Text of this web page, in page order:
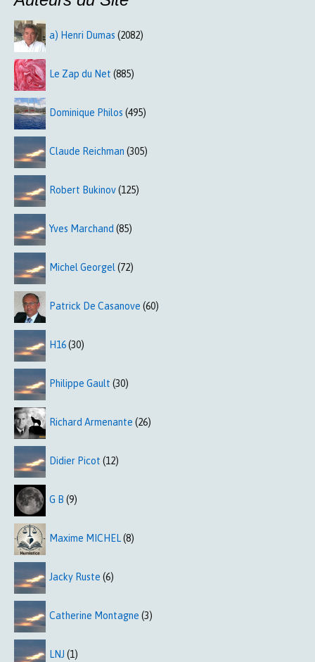
a) Henri Dumas (2082)
Le Zap du Net (885)
Dominique Philos (495)
Claude Reichman (305)
Robert Bukinov(125)
Yves Marchand (85)
Michel Georgel (72)
Patrick De Casanove (60)
H16(30)
Philippe Gault (30)
Richard Armenante (26)
Didier Picot (12)
G B (9)
Maxime MICHEL(8)
Jacky Ruste (6)
Catherine Montagne (3)
LNJ (1)